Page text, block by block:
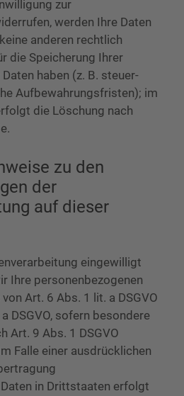
zur
werden Ihre Daten
anderen rechtlich
die Speicherung Ihrer
haben (z. B. steuer-
Aufbewahrungsfristen); im
die Löschung nach
zu den
der
auf dieser
eingewilligt
Ihre personenbezogenen
Art. 6 Abs. 1 lit. a DSGVO
DSGVO, sofern besondere
Art. 9 Abs. 1 DSGVO
Falle einer ausdrücklichen
in Drittstaaten erfolgt